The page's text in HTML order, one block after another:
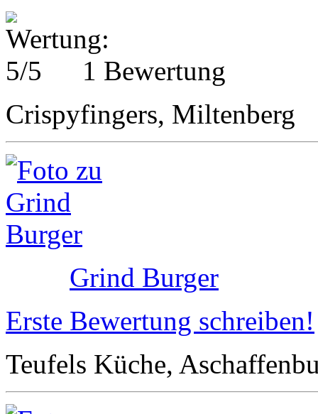
1 Bewertung
Crispyfingers, Miltenberg
Grind Burger
Erste Bewertung schreiben!
Teufels Küche,